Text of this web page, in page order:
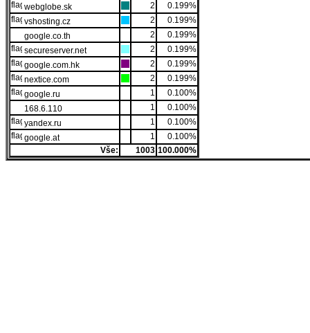
webglobe.sk
2
0.199%
vshosting.cz
2
0.199%
google.co.th
2
0.199%
secureserver.net
2
0.199%
google.com.hk
2
0.199%
nextice.com
2
0.199%
google.ru
1
0.100%
168.6.110
1
0.100%
yandex.ru
1
0.100%
google.at
1
0.100%
Vše:
1003 100.000%